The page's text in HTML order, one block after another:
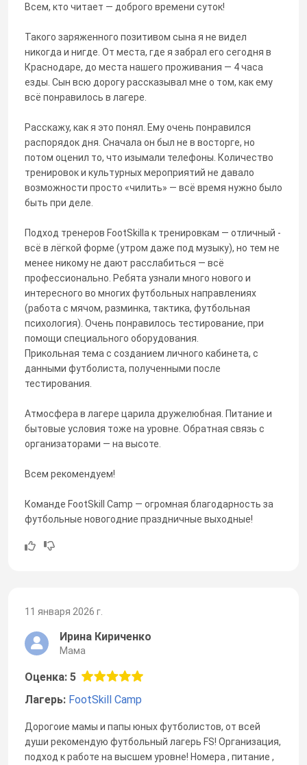
Всем, кто читает — доброго времени суток!
Такого заряженного позитивом сына я не видел
никогда и нигде. От места, где я забрал его сегодня в
Краснодаре, до места нашего проживания — 4 часа
езды. Сын всю дорогу рассказывал мне о том, как ему
всё понравилось в лагере.
Расскажу, как я это понял. Ему очень понравился
распорядок дня. Сначала он был не в восторге, но
потом оценил то, что изымали телефоны. Количество
тренировок и культурных мероприятий не давало
возможности просто «чилить» — всё время нужно было
быть при деле.
Подход тренеров FootSkilla к тренировкам — отличный -
всё в лёгкой форме (утром даже под музыку), но тем не
менее никому не дают расслабиться — всё
профессионально. Ребята узнали много нового и
интересного во многих футбольных направлениях
(работа с мячом, разминка, тактика, футбольная
психология). Очень понравилось тестирование, при
помощи специального оборудования.
Прикольная тема с созданием личного кабинета, с
данными футболиста, полученными после
тестирования.
Атмосфера в лагере царила дружелюбная. Питание и
бытовые условия тоже на уровне. Обратная связь с
организаторами — на высоте.
Всем рекомендуем!
Команде FootSkill Camp — огромная благодарность за
футбольные новогодние праздничные выходные!
11 января 2026 г.
Ирина Кириченко
Мама
Оценка: 5
Лагерь: FootSkill Camp
Дорогоие мамы и папы юных футболистов, от всей
души рекомендую футбольный лагерь FS! Организация,
подход к работе на высшем уровне! Номера , питание ,